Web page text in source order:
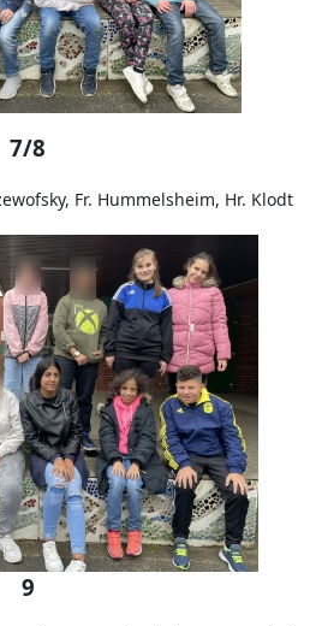
7/8
Fr. Hummelsheim, Hr. Klodt
9